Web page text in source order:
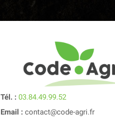
Tél. : 03.84.49.99.52
Email : contact@code-agri.fr